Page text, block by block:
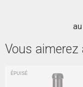
Vous aimerez
ÉPUISÉ